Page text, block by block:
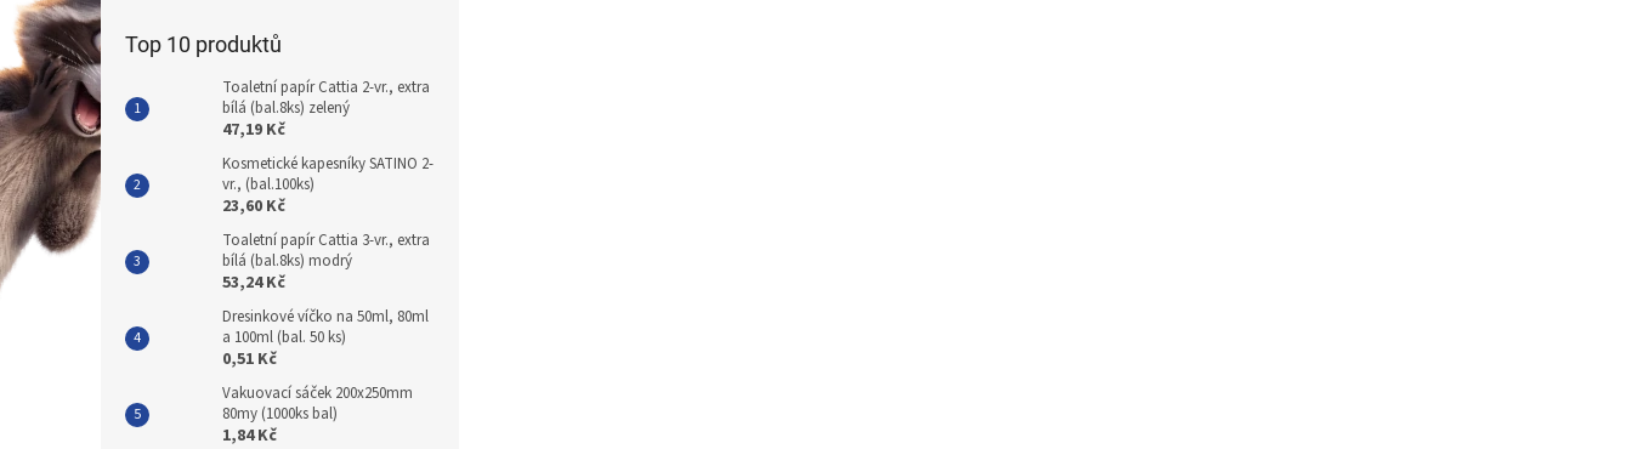
Top 10 produktů
Toaletní papír Cattia 2-vr., extra
bílá (bal.8ks) zelený
47,19 Kč
Kosmetické kapesníky SATINO 2-
vr., (bal.100ks)
23,60 Kč
Toaletní papír Cattia 3-vr., extra
bílá (bal.8ks) modrý
53,24 Kč
Dresinkové víčko na 50ml, 80ml
a 100ml (bal. 50 ks)
0,51 Kč
Vakuovací sáček 200x250mm
80my (1000ks bal)
1,84 Kč